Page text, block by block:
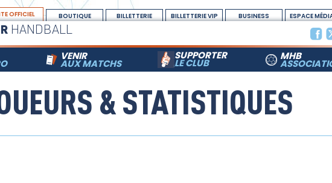
OFFICIEL BOUTIQUE BILLETTERIE BILLETTERIE VIP BUSINESS ESPACE
HANDBALL
VENIR
AUX MATCHS
SUPPORTER
LE CLUB
MHB
& STATISTIQUES